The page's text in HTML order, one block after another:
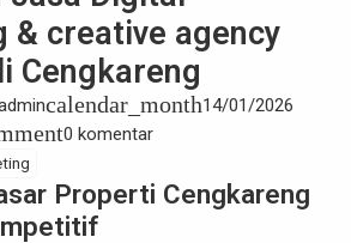
& creative agency
Cengkareng
calendar_month14/01/2026
0 komentar
Properti Cengkareng